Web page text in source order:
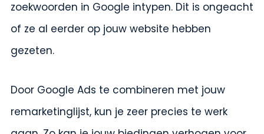
zoekwoorden in Google intypen. Dit is ongeacht
of ze al eerder op jouw website hebben
gezeten.
Door Google Ads te combineren met jouw
remarketinglijst, kun je zeer precies te werk